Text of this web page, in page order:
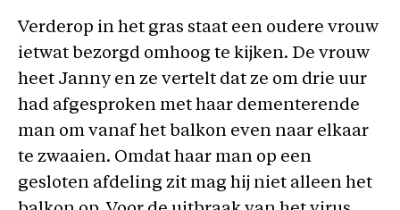
Verderop in het gras staat een oudere vrouw
ietwat bezorgd omhoog te kijken. De vrouw
heet Janny en ze vertelt dat ze om drie uur
had afgesproken met haar dementerende
man om vanaf het balkon even naar elkaar
te zwaaien. Omdat haar man op een
gesloten afdeling zit mag hij niet alleen het